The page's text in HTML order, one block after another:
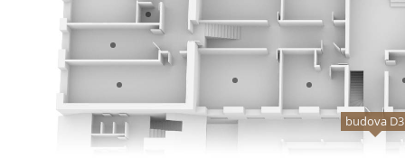
budova D3